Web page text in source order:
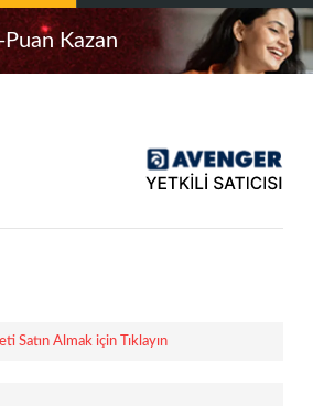
Puan Kazan
Satın Almak için Tıklayın